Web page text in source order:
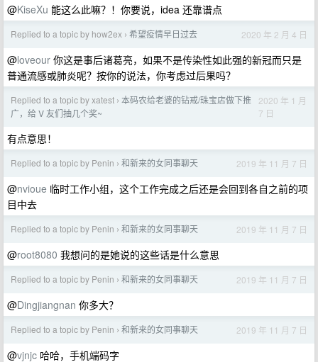
@KiseXu 能这么此嘛？！你要说，idea 还靠谱点
Replied to a topic by how2ex › 希望疫情早日过去 2020 年 2 月 4 日
@loveour 你这是事后诸葛亮，如果不是传染性如此强的新冠而只是
普通流感或肺炎呢？按你的说法，你考虑过后果吗？
Replied to a topic by xatest › 本码农给老婆的钻戒/珠宝店做下推
广，给 V 友们抽几个奖~
2020 年 1 月
7 日
有点意思！
Replied to a topic by Penin › 和新来的女同事聊天 2019 年 11 月 7 日
@nvioue 临时工作小组，这个工作完成之后还是会回到各自之前的项
目中去
Replied to a topic by Penin › 和新来的女同事聊天 2019 年 11 月 7 日
@root8080 我想问的是她说的这些话是什么意思
Replied to a topic by Penin › 和新来的女同事聊天 2019 年 11 月 7 日
@Dingjiangnan 你多大？
Replied to a topic by Penin › 和新来的女同事聊天 2019 年 11 月 7 日
@vjnjc 哈哈，手机端码字